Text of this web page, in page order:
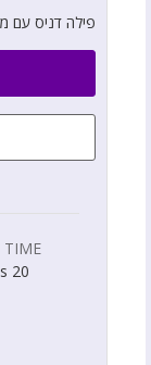
פילה דניס עם
TIME
20